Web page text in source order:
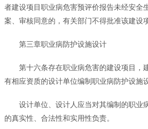
者建设项目职业病危害预评价报告未经安全
案、审核同意的，有关部门不得批准该建设
第三章职业病防护设施设计
第十六条存在职业病危害的建设项目，
有相应资质的设计单位编制职业病防护设施
设计单位、设计人应当对其编制的职业
的真实性、合法性和实用性负责。